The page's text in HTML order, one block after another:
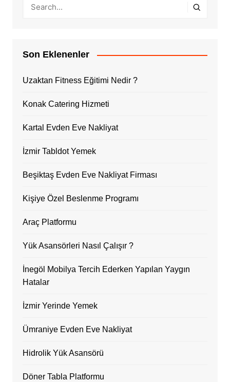
Son Eklenenler
Uzaktan Fitness Eğitimi Nedir ?
Konak Catering Hizmeti
Kartal Evden Eve Nakliyat
İzmir Tabldot Yemek
Beşiktaş Evden Eve Nakliyat Firması
Kişiye Özel Beslenme Programı
Araç Platformu
Yük Asansörleri Nasıl Çalışır ?
İnegöl Mobilya Tercih Ederken Yapılan Yaygın
Hatalar
İzmir Yerinde Yemek
Ümraniye Evden Eve Nakliyat
Hidrolik Yük Asansörü
Döner Tabla Platformu